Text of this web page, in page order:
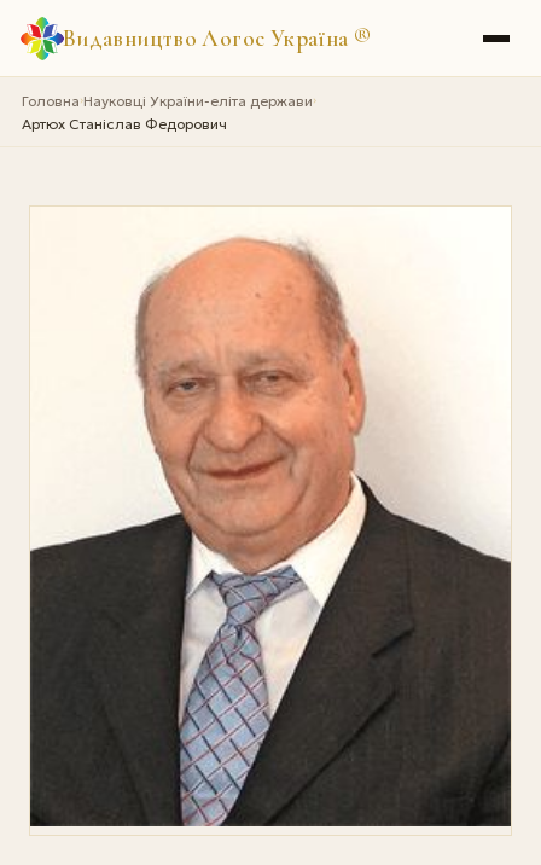
Видавництво Логос Україна ®
Головна›Науковці України-еліта держави›
Артюх Станіслав Федорович